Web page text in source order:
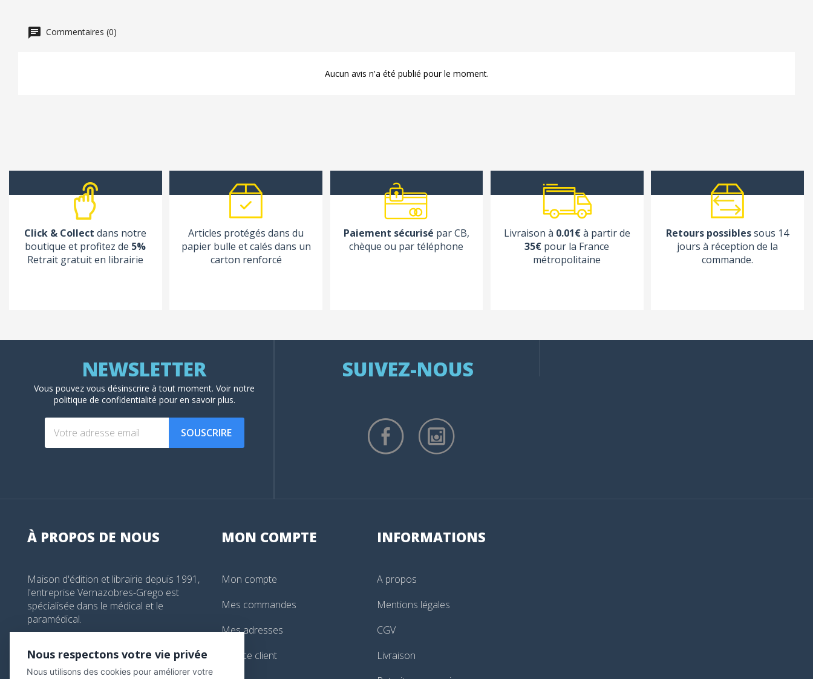
Commentaires (0)
Aucun avis n'a été publié pour le moment.
Click & Collect dans notre
boutique et profitez de 5%
Retrait gratuit en librairie
Articles protégés dans du
papier bulle et calés dans un
carton renforcé
Paiement sécurisé par CB,
chèque ou par téléphone
Livraison à 0.01€à partir de
35€ pour la France
métropolitaine
Retours possiblessous 14
jours à réception de la
commande.
Vous pouvez vous désinscrire à tout moment. Voirnotre
politique de confidentialité pour en savoir plus.
SOUSCRIRE
SUIVEZ-NOUS
À PROPOS DE NOUS
Maison d'édition et librairie depuis 1991,
l'entreprise Vernazobres-Grego est
spécialisée dans le médical et le
paramédical.
MON COMPTE
Mon compte
Mes commandes
Mes adresses
Service client
INFORMATIONS
A propos
Mentions légales
CGV
Livraison
Nous respectons votre vie privée
Nous utilisons des cookies pour améliorer votre